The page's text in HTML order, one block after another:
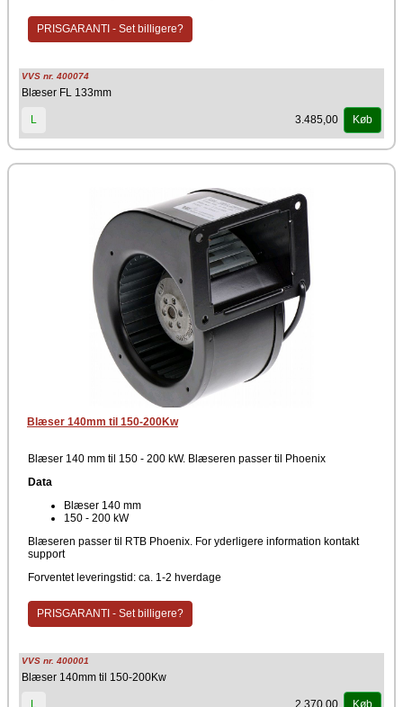
sikkert online her. Har du brug for yderligere rådgivning eller
information omkring montering. Kontakt venligst support.
PRISGARANTI - Set billigere?
VVS nr. 400074
Blæser FL 133mm
L 3.485,00 Køb
Blæser 140mm til 150-200Kw
Blæser 140 mm til 150 - 200 kW. Blæseren passer til Phoenix
Data
Blæser 140 mm
150 - 200 kW
Blæseren passer til RTB Phoenix. For yderligere information kontakt
support
Forventet leveringstid: ca. 1-2 hverdage
PRISGARANTI - Set billigere?
VVS nr. 400001
Blæser 140mm til 150-200Kw
2.370,00